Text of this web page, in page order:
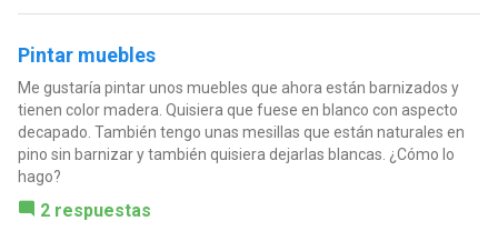
Pintar muebles
Me gustaría pintar unos muebles que ahora están barnizados y
tienen color madera. Quisiera que fuese en blanco con aspecto
decapado. También tengo unas mesillas que están naturales en
pino sin barnizar y también quisiera dejarlas blancas. ¿Cómo lo
hago?
2 respuestas